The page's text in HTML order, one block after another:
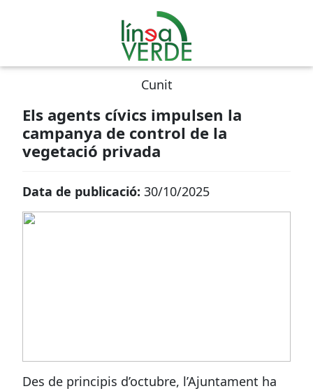
Cunit
Els agents cívics impulsen la
campanya de control de la
vegetació privada
Data de publicació: 30/10/2025
Des de principis d’octubre, l’Ajuntament ha